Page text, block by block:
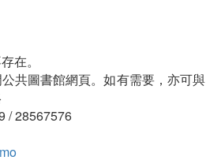
在。
共圖書館網頁。如有需要，亦可與
/ 28567576